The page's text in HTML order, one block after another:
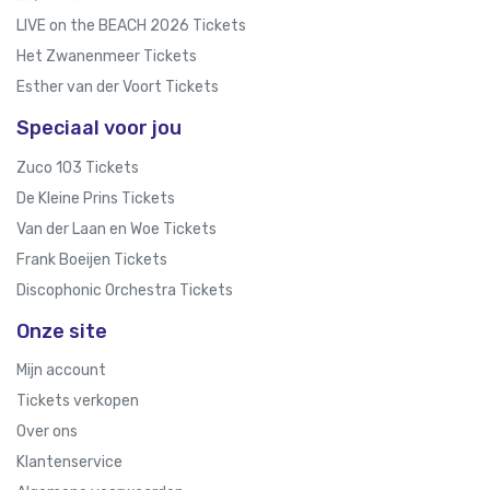
LIVE on the BEACH 2026 Tickets
Het Zwanenmeer Tickets
Esther van der Voort Tickets
Speciaal voor jou
Zuco 103 Tickets
De Kleine Prins Tickets
Van der Laan en Woe Tickets
Frank Boeijen Tickets
Discophonic Orchestra Tickets
Onze site
Mijn account
Tickets verkopen
Over ons
Klantenservice